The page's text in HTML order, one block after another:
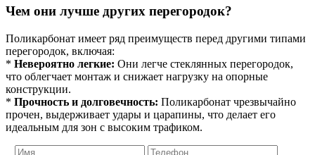
Чем они лучше других перегородок?
Поликарбонат имеет ряд преимуществ перед другими типами
перегородок, включая:
* Невероятно легкие: Они легче стеклянных перегородок,
что облегчает монтаж и снижает нагрузку на опорные
конструкции.
* Прочность и долговечность: Поликарбонат чрезвычайно
прочен, выдерживает удары и царапины, что делает его
идеальным для зон с высоким трафиком.